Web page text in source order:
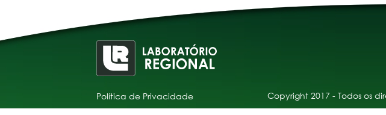
Política de Privacidade
Copyright 2017 - Todos os